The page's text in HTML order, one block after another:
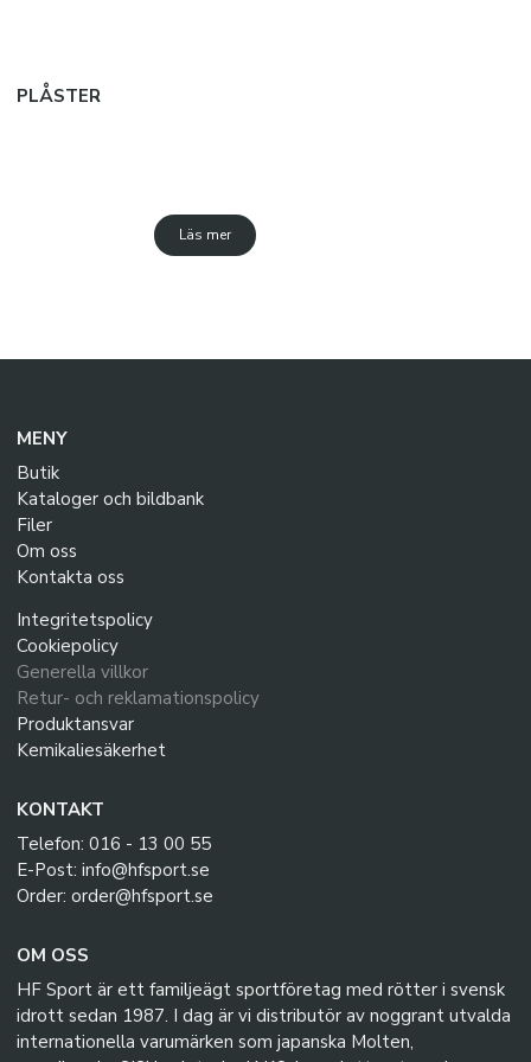
Accessories
Volleybollar
KLISTERPRODUKTER
Textil- och handrengöring
Golv- och hallrengöring
SPORTTILLBEHÖR
Träningstillbehör
Träningsvästar och kaptensbindlar
Flaskställ och vattenflaskor
Pumpar och nipplar
Bollförvaring
Taktiktavlor
SISU TANDSKYDD
PRO MATCH SJUKVÅRD
PLÅSTER
Läs mer
MENY
Butik
Kataloger och bildbank
Filer
Om oss
Kontakta oss
Integritetspolicy
Cookiepolicy
Generella villkor
Retur- och reklamationspolicy
Produktansvar
Kemikaliesäkerhet
KONTAKT
Telefon: 016 - 13 00 55
E-Post: info@hfsport.se
Order: order@hfsport.se
OM OSS
HF Sport är ett familjeägt sportföretag med rötter i svensk
idrott sedan 1987. I dag är vi distributör av noggrant utvalda
internationella varumärken som japanska Molten,